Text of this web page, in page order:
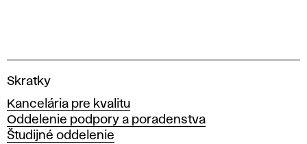
V
s
o
k
Skratky
Kancelária pre kvalitu
Oddelenie podpory a poradenstva
Študijné oddelenie